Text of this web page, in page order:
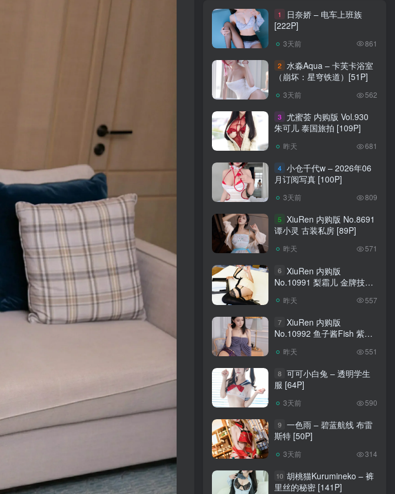
1
日奈娇 – 电车上班族
[222P]
3天前 861
2 水淼Aqua – 卡芙卡浴室
（崩坏：星穹铁道）[51P]
3天前 562
3 尤蜜荟 内购版 Vol.930
朱可儿 泰国旅拍 [109P]
昨天 681
4 小仓千代w – 2026年06
月订阅写真 [100P]
3天前 809
5 XiuRen 内购版 No.8691
谭小灵 古装私房 [89P]
昨天 571
6 XiuRen 内购版
No.10991 梨霜儿 金牌技师
昨天 557
7 XiuRen 内购版
No.10992 鱼子酱Fish 紫丝
昨天 551
8 可可小白兔 – 透明学生
服 [64P]
3天前 590
9 一色雨 – 碧蓝航线 布雷
斯特 [50P]
3天前 314
10 胡桃猫Kurumineko – 裤
里丝的秘密 [141P]